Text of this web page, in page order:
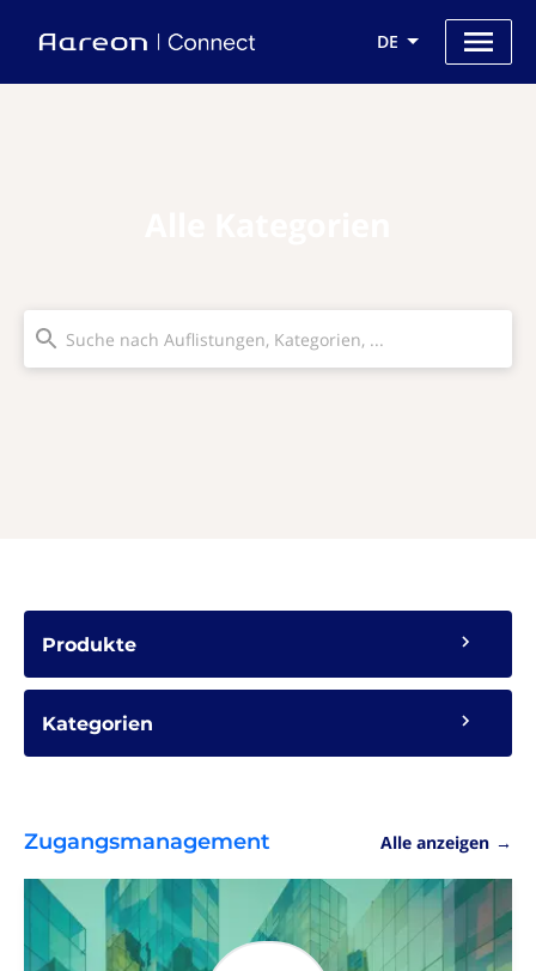
DE
Produkte
Kategorien
Alle anzeigen →
Zugangsmanagement